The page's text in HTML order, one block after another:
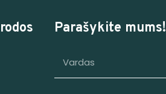
Parašykite mums!